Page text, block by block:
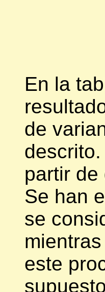
En la
de
partir de
Se han
se
este